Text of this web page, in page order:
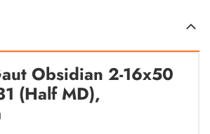
Obsidian 2-16x50
(Half MD),